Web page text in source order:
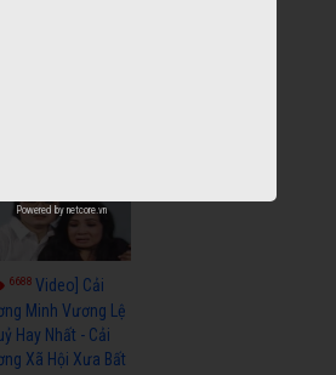
6688Video] Cải
Minh Vương Lệ
Hay Nhất - Cải
Xã Hội Xưa Bất
Powered by netcore.vn